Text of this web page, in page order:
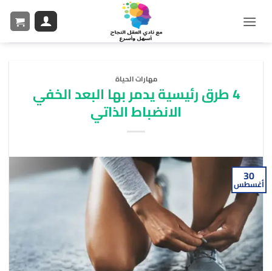
مهارات الحياة
4 طرق رئيسية يدمر بها البعد الخفي
الانضباط الذاتي
30
أغسطس